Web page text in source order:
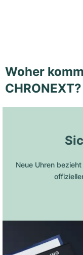
Woher
CHRONEXT?
Neue Uhren